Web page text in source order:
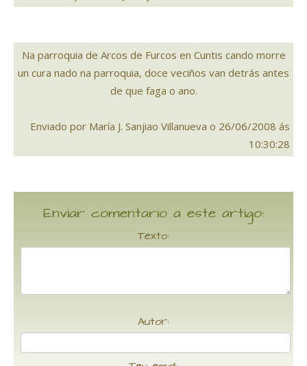
Na parroquia de Arcos de Furcos en Cuntis cando morre
un cura nado na parroquia, doce veciños van detrás antes
de que faga o ano.
Enviado por María J. Sanjiao Villanueva o 26/06/2008 ás
10:30:28
Enviar comentario a este artigo:
Texto:
Autor: